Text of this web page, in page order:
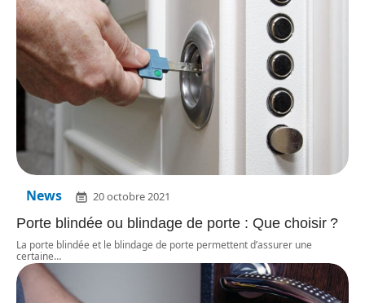
News 20 octobre 2021
Porte blindée ou blindage de porte : Que choisir ?
La porte blindée et le blindage de porte permettent d’assurer une
certaine…